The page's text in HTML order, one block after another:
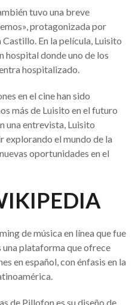
tuvo una breve
protagonizada por
En la película, Luisito
hospital donde uno de los
hospitalizado.
en el cine han sido
más de Luisito en el futuro
una entrevista, Luisito
explorando el mundo de la
oportunidades en el
de música en línea que fue
una plataforma que ofrece
en español, con énfasis en la
de Pillofon es su diseño de